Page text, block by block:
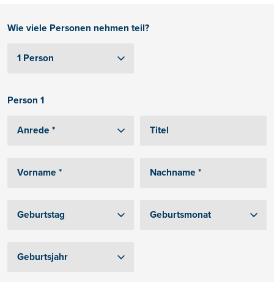
Wie viele Personen nehmen teil?
Person 1